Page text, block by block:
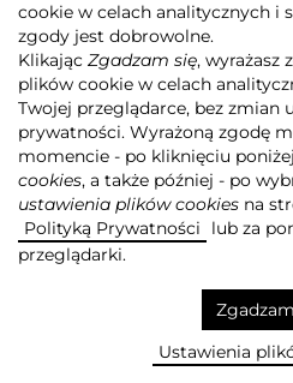
© 2026 Copyright AGORA SA
POLITYKA
INFORMACJE O USŁUGACH
cookie w celach analitycznych i
zgody jest dobrowolne.
Klikając Zgadzam się, wyrażasz
plików cookie w celach
Twojej przeglądarce, bez zmian
prywatności. Wyrażoną zgodę
momencie - po kliknięciu
cookies, a także później - po
ustawienia plików cookies na
Polityką Prywatności
lub za
przeglądarki.
Ustawienia